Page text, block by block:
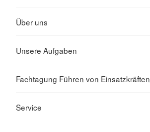
Über uns
Unsere Aufgaben
Fachtagung Führen von Einsatzkräften
Service